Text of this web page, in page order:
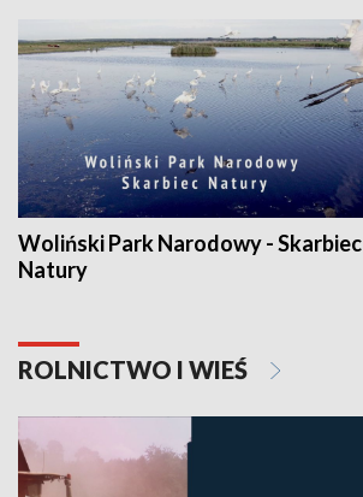
Woliński Park Narodowy - Skarbiec
Natury
ROLNICTWO I WIEŚ